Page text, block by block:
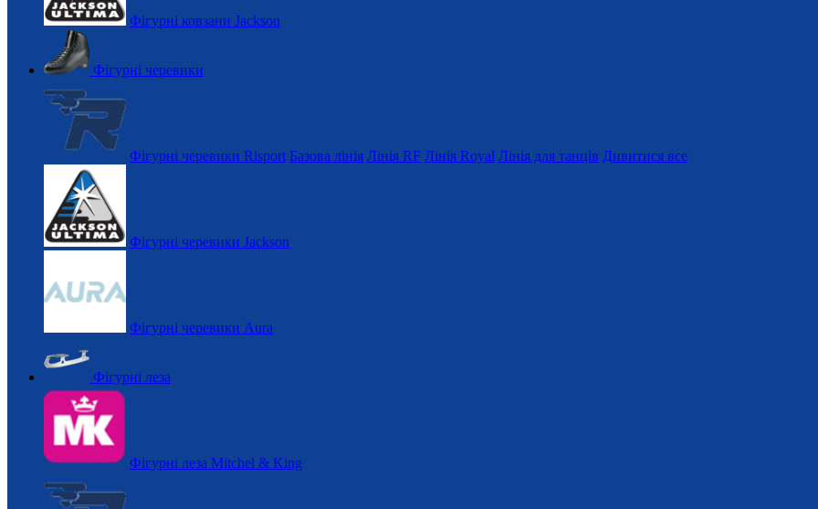
Фігурні ковзани Jackson
Фігурні черевики
Фігурні черевики Risport Базова лінія Лінія RF Лінія Royal Лінія для танців Дивитися все
Фігурні черевики Jackson
Фігурні черевики Aura
Фігурні леза
Фігурні леза Mitchel & King